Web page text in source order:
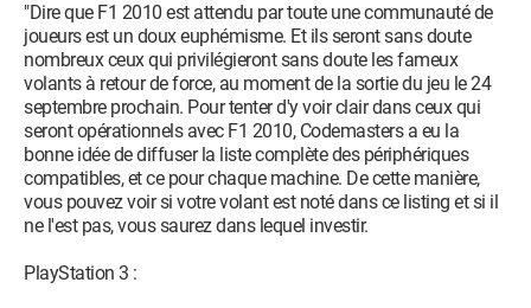
"Dire que F1 2010 est attendu par toute une communauté de
joueurs est un doux euphémisme. Et ils seront sans doute
nombreux ceux qui privilégieront sans doute les fameux
volants à retour de force, au moment de la sortie du jeu le 24
septembre prochain. Pour tenter d'y voir clair dans ceux qui
seront opérationnels avec F1 2010, Codemasters a eu la
bonne idée de diffuser la liste complète des périphériques
compatibles, et ce pour chaque machine. De cette manière,
vous pouvez voir si votre volant est noté dans ce listing et si il
ne l'est pas, vous saurez dans lequel investir.
PlayStation 3 :